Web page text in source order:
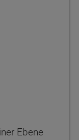
Ebene